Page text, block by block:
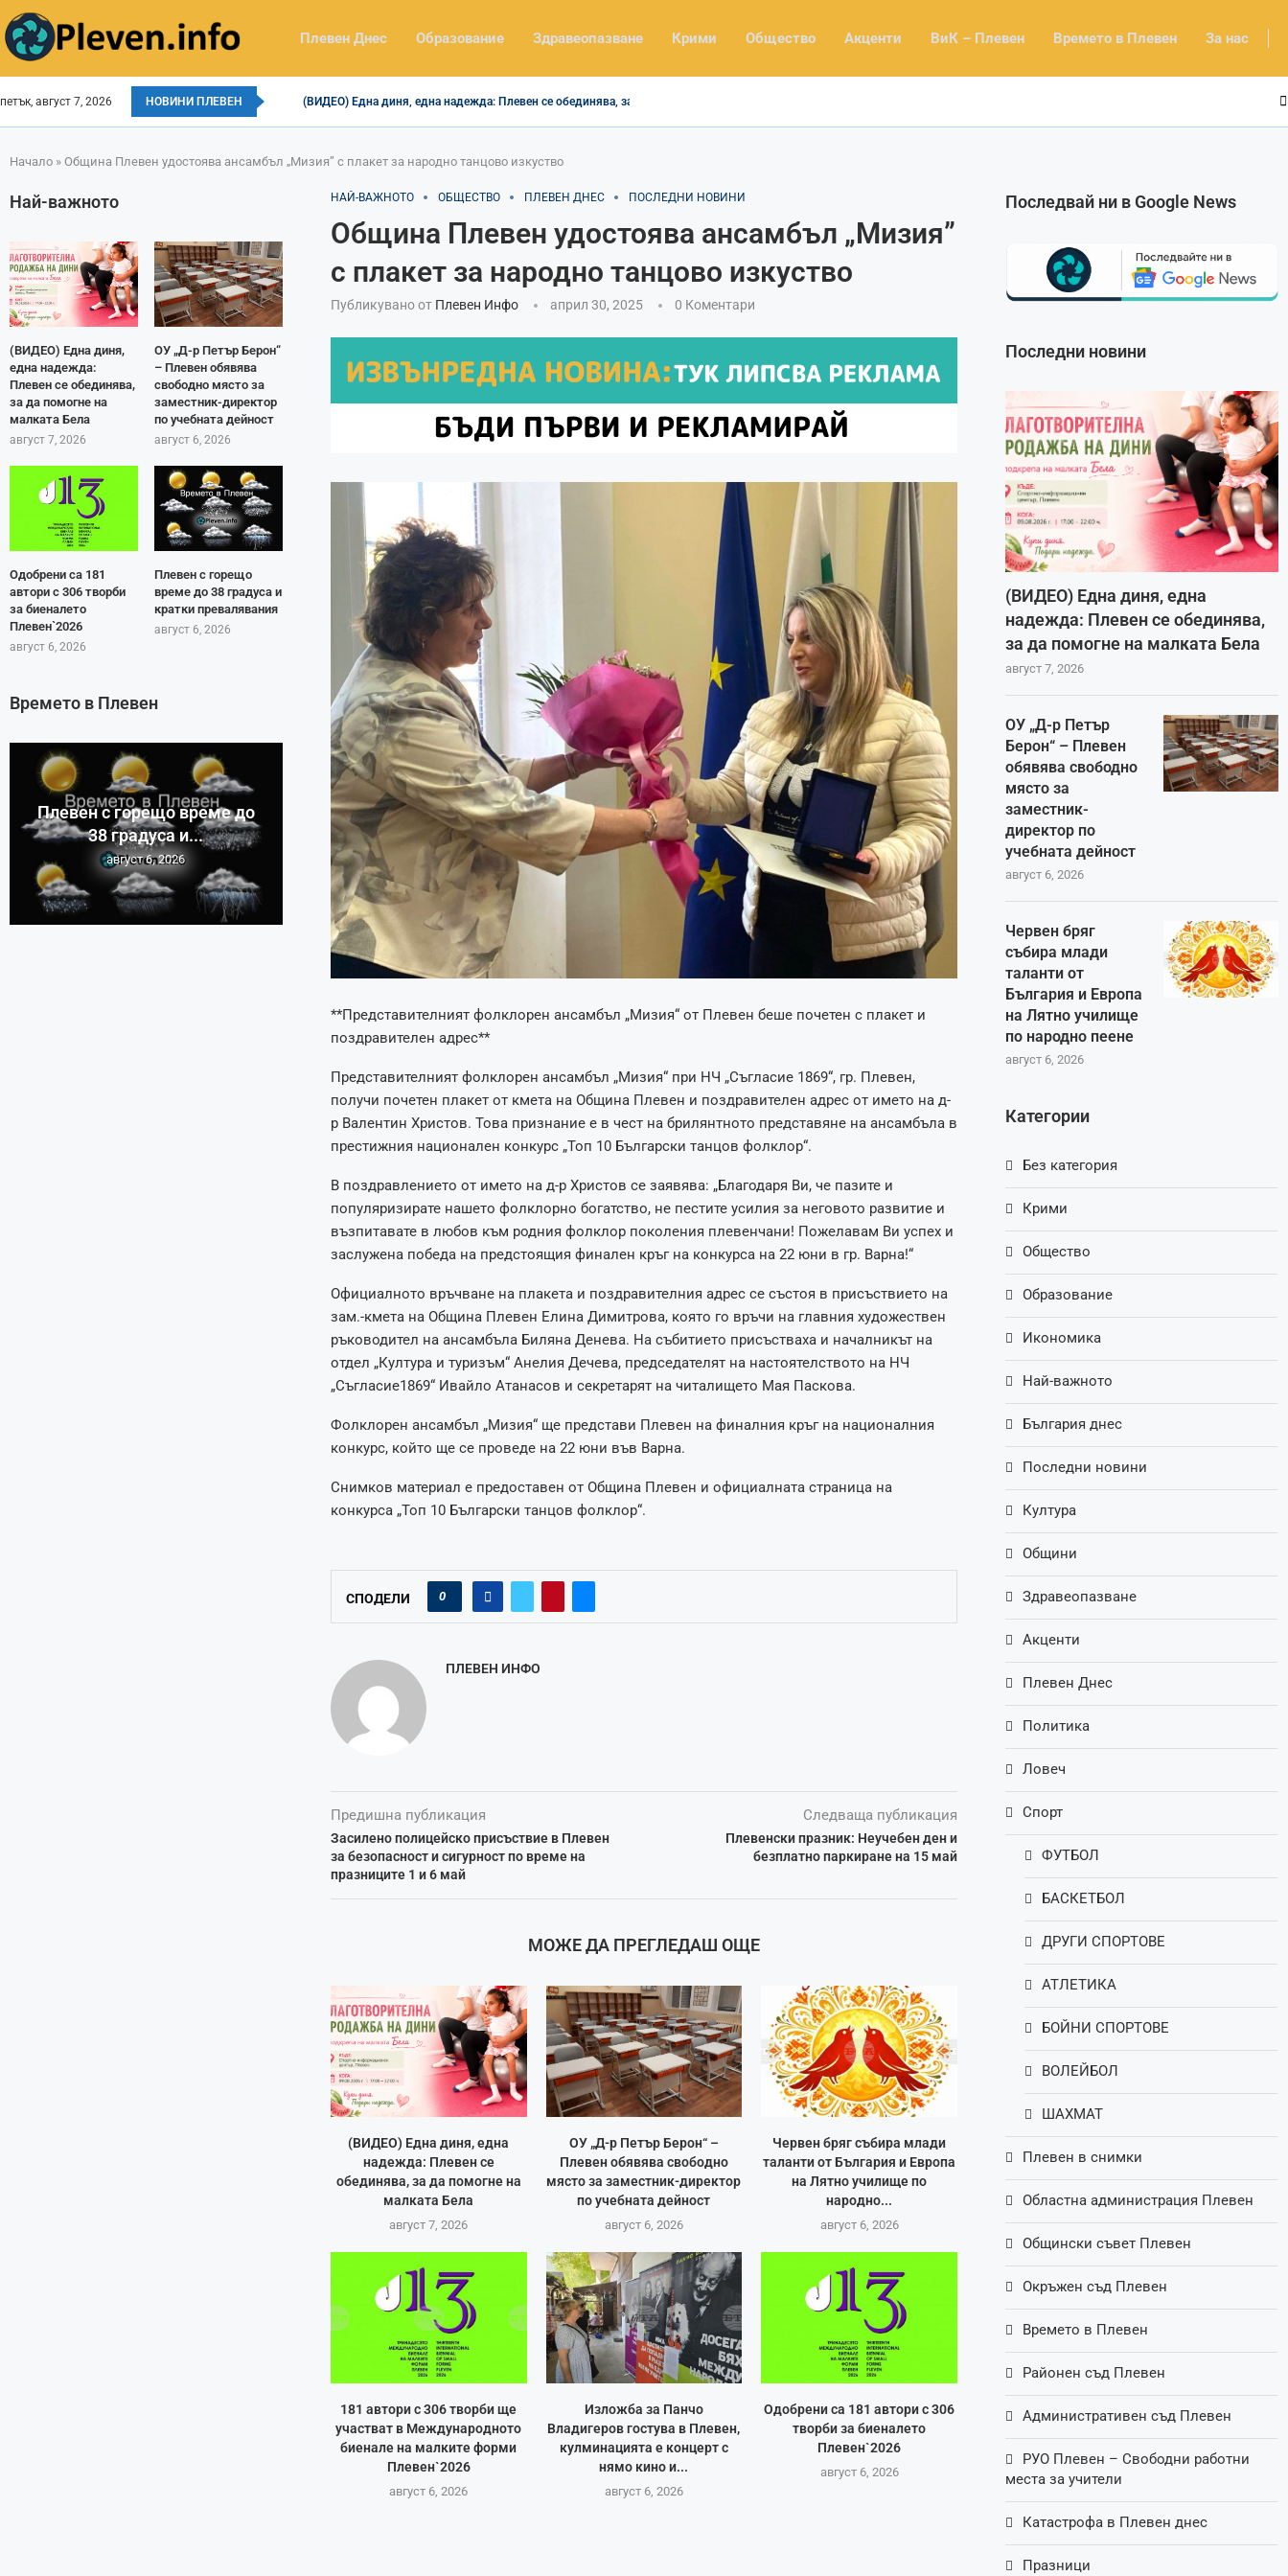
Плевен Днес Образование Здравеопазване Крими Общество Акценти ВиК – Плевен Времето в Плевен За нас
петък, август 7, 2026 НОВИНИ ПЛЕВЕН (ВИДЕО) Една диня, една надежда: Плевен се обединява, за да помогне...
Начало » Община Плевен удостоява ансамбъл „Мизия” с плакет за народно танцово изкуство
НАЙ-ВАЖНОТО ОБЩЕСТВО ПЛЕВЕН ДНЕС ПОСЛЕДНИ НОВИНИ
Община Плевен удостоява ансамбъл „Мизия”
с плакет за народно танцово изкуство
Публикувано от Плевен Инфо април 30, 2025 0 Коментари
**Представителният фолклорен ансамбъл „Мизия“ от Плевен беше почетен с плакет и
поздравителен адрес**
Представителният фолклорен ансамбъл „Мизия“ при НЧ „Съгласие 1869“, гр. Плевен,
получи почетен плакет от кмета на Община Плевен и поздравителен адрес от името на д-
р Валентин Христов. Това признание е в чест на брилянтното представяне на ансамбъла в
престижния национален конкурс „Топ 10 Български танцов фолклор“.
В поздравлението от името на д-р Христов се заявява: „Благодаря Ви, че пазите и
популяризирате нашето фолклорно богатство, не пестите усилия за неговото развитие и
възпитавате в любов към родния фолклор поколения плевенчани! Пожелавам Ви успех и
заслужена победа на предстоящия финален кръг на конкурса на 22 юни в гр. Варна!“
Официалното връчване на плакета и поздравителния адрес се състоя в присъствието на
зам.-кмета на Община Плевен Елина Димитрова, която го връчи на главния художествен
ръководител на ансамбъла Биляна Денева. На събитието присъстваха и началникът на
отдел „Култура и туризъм“ Анелия Дечева, председателят на настоятелството на НЧ
„Съгласие1869“ Ивайло Атанасов и секретарят на читалището Мая Паскова.
Фолклорен ансамбъл „Мизия“ ще представи Плевен на финалния кръг на националния
конкурс, който ще се проведе на 22 юни във Варна.
Снимков материал е предоставен от Община Плевен и официалната страница на
конкурса „Топ 10 Български танцов фолклор“.
СПОДЕЛИ 0
ПЛЕВЕН ИНФО
Предишна публикация
Засилено полицейско присъствие в Плевен
за безопасност и сигурност по време на
празниците 1 и 6 май
Следваща публикация
Плевенски празник: Неучебен ден и
безплатно паркиране на 15 май
МОЖЕ ДА ПРЕГЛЕДАШ ОЩЕ
(ВИДЕО) Една диня, една
надежда: Плевен се
обединява, за да помогне на
малката Бела
август 7, 2026
ОУ „Д-р Петър Берон“ –
Плевен обявява свободно
място за заместник-директор
по учебната дейност
август 6, 2026
Червен бряг събира млади
таланти от България и Европа
на Лятно училище по
народно...
август 6, 2026
181 автори с 306 творби ще
участват в Международното
биенале на малките форми
Плевен`2026
август 6, 2026
Изложба за Панчо
Владигеров гостува в Плевен,
кулминацията е концерт с
нямо кино и...
август 6, 2026
Одобрени са 181 автори с 306
творби за биеналето
Плевен`2026
август 6, 2026
Последвай ни в Google News
Последни новини
(ВИДЕО) Една диня, една
надежда: Плевен се обединява,
за да помогне на малката Бела
август 7, 2026
ОУ „Д-р Петър
Берон“ – Плевен
обявява свободно
място за
заместник-
директор по
учебната дейност
август 6, 2026
Червен бряг
събира млади
таланти от
България и Европа
на Лятно училище
по народно пеене
август 6, 2026
Категории
Без категория
Крими
Общество
Образование
Икономика
Най-важното
България днес
Последни новини
Култура
Общини
Здравеопазване
Акценти
Плевен Днес
Политика
Ловеч
Спорт
ФУТБОЛ
БАСКЕТБОЛ
ДРУГИ СПОРТОВЕ
АТЛЕТИКА
БОЙНИ СПОРТОВЕ
ВОЛЕЙБОЛ
ШАХМАТ
Плевен в снимки
Областна администрация Плевен
Общински съвет Плевен
Окръжен съд Плевен
Времето в Плевен
Районен съд Плевен
Административен съд Плевен
РУО Плевен – Свободни работни
места за учители
Катастрофа в Плевен днес
Празници
Най-важното
(ВИДЕО) Една диня,
една надежда:
Плевен се обединява,
за да помогне на
малката Бела
август 7, 2026
ОУ „Д-р Петър Берон“
– Плевен обявява
свободно място за
заместник-директор
по учебната дейност
август 6, 2026
Одобрени са 181
автори с 306 творби
за биеналето
Плевен`2026
август 6, 2026
Плевен с горещо
време до 38 градуса и
кратки превалявания
август 6, 2026
Времето в Плевен
Плевен с горещо време до
38 градуса и...
август 6, 2026